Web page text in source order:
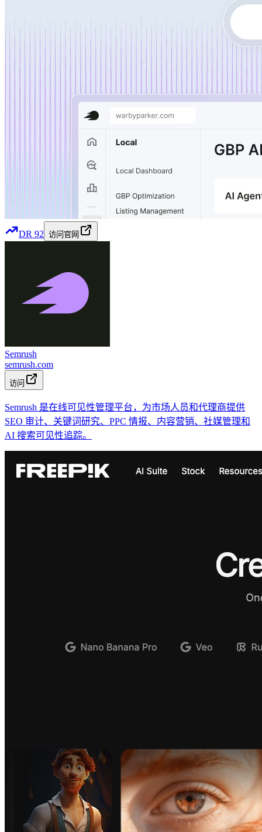
DR 92 访问官网
Semrush
semrush.com
访问
Semrush 是在线可见性管理平台，为市场人员和代理商提供
SEO 审计、关键词研究、PPC 情报、内容营销、社媒管理和
AI 搜索可见性追踪。